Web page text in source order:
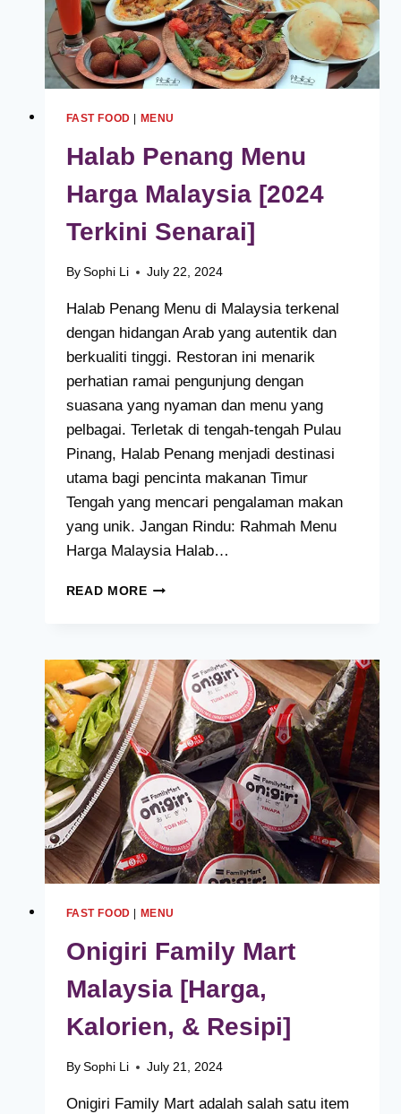
FAST FOOD | MENU
Halab Penang Menu
Harga Malaysia [2024
Terkini Senarai]
By Sophi Li July 22, 2024
Halab Penang Menu di Malaysia terkenal
dengan hidangan Arab yang autentik dan
berkualiti tinggi. Restoran ini menarik
perhatian ramai pengunjung dengan
suasana yang nyaman dan menu yang
pelbagai. Terletak di tengah-tengah Pulau
Pinang, Halab Penang menjadi destinasi
utama bagi pencinta makanan Timur
Tengah yang mencari pengalaman makan
yang unik. Jangan Rindu: Rahmah Menu
Harga Malaysia Halab…
READ MOREHALAB
MALAYSIA
[2024
TERKINI
SENARAI]
FAST FOOD | MENU
Onigiri Family Mart
Malaysia [Harga,
Kalorien, & Resipi]
By Sophi Li July 21, 2024
Onigiri Family Mart adalah salah satu item